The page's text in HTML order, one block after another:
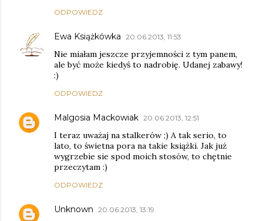
ODPOWIEDZ
Ewa Książkówka 20.06.2013, 11:53
Nie miałam jeszcze przyjemności z tym panem,
ale być może kiedyś to nadrobię. Udanej zabawy!
:)
ODPOWIEDZ
Malgosia Mackowiak 20.06.2013, 12:51
I teraz uważaj na stalkerów ;) A tak serio, to
lato, to świetna pora na takie książki. Jak już
wygrzebie sie spod moich stosów, to chętnie
przeczytam :)
ODPOWIEDZ
Unknown 20.06.2013, 13:19